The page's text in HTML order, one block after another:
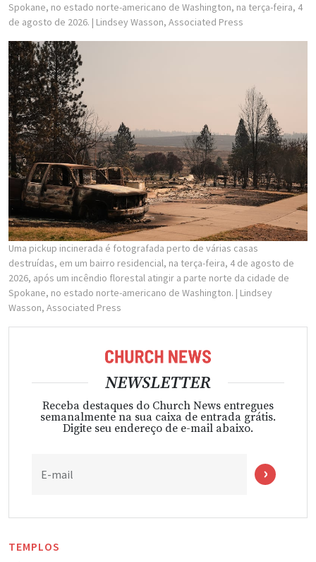
Spokane, no estado norte-americano de Washington, na terça-feira, 4
de agosto de 2026. | Lindsey Wasson, Associated Press
Uma pickup incinerada é fotografada perto de várias casas
destruídas, em um bairro residencial, na terça-feira, 4 de agosto de
2026, após um incêndio florestal atingir a parte norte da cidade de
Spokane, no estado norte-americano de Washington. | Lindsey
Wasson, Associated Press
NEWSLETTER
Receba destaques do Church News entregues
semanalmente na sua caixa de entrada grátis.
Digite seu endereço de e-mail abaixo.
E-mail
TEMPLOS